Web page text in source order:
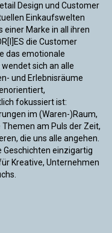
Design und Customer
Einkaufswelten
einer Marke in all ihren
die Customer
das emotionale
sich an alle
und Erlebnisräume
fokussiert ist:
im (Waren-)Raum,
am Puls der Zeit,
die uns alle angehen.
Geschichten einzigartig
Kreative, Unternehmen